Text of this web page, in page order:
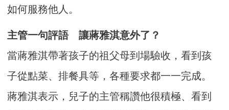
如何服務他人。
主管一句評語 讓蔣雅淇意外了？
當蔣雅淇帶著孩子的祖父母到場驗收，看到孩
子從點菜、排餐具等，各種要求都一一完成。
蔣雅淇表示，兒子的主管稱讚他很積極、看到